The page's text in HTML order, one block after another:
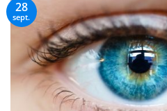
28
sept.